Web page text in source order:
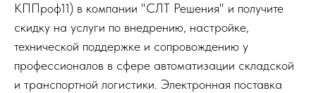
КППроф11) в компании "СЛТ Решения" и получите
скидку на услуги по внедрению, настройке,
технической поддержке и сопровождению у
профессионалов в сфере автоматизации складской
и транспортной логистики. Электронная поставка